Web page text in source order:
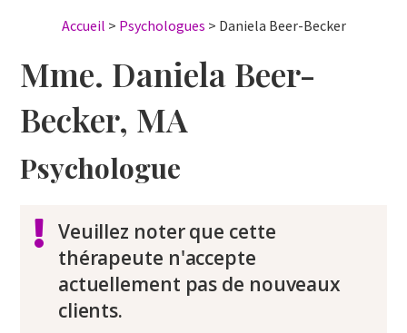
Accueil > Psychologues > Daniela Beer-Becker
Mme. Daniela Beer-
Becker, MA
Psychologue
Veuillez noter que cette
thérapeute n'accepte
actuellement pas de nouveaux
clients.